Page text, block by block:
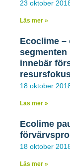
23 oktober
Läs mer »
Ecoclime –
innebär
18 oktober
Läs mer »
Ecolime
18 oktober
Läs mer »
och
Cliens
LÄS MER »